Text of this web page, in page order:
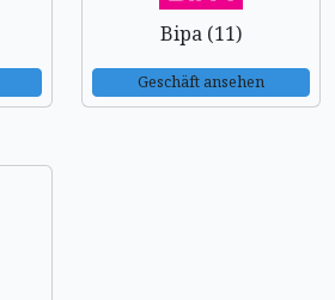
Bipa (11)
Geschäft ansehen